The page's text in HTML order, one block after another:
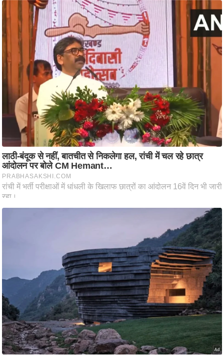
नी
ति
वि
श्ले
ण
स
म
सा
म
यि
क
मा
ए
आ
र
.
आ